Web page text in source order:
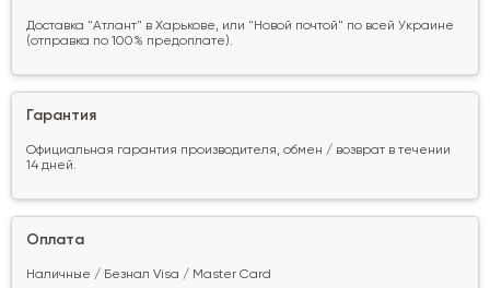
Доставка "Атлант" в Харькове, или "Новой почтой" по всей Украине
(отправка по 100% предоплате).
Гарантия
Официальная гарантия производителя, обмен / возврат в течении
14 дней.
Оплата
Наличные / Безнал Visa / Master Card